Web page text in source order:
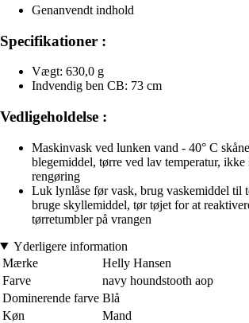
Genanvendt indhold
Specifikationer :
Vægt: 630,0 g
Indvendig ben CB: 73 cm
Vedligeholdelse :
Maskinvask ved lunken vand - 40° C
blegemiddel, tørre ved lav temperatur,
rengøring
Luk lynlåse før vask, brug vaskemiddel til
bruge skyllemiddel, tør tøjet for at
tørretumbler på vrangen
Yderligere information
Mærke
Helly Hansen
Farve
navy houndstooth aop
Dominerende farve Blå
Køn
Mand